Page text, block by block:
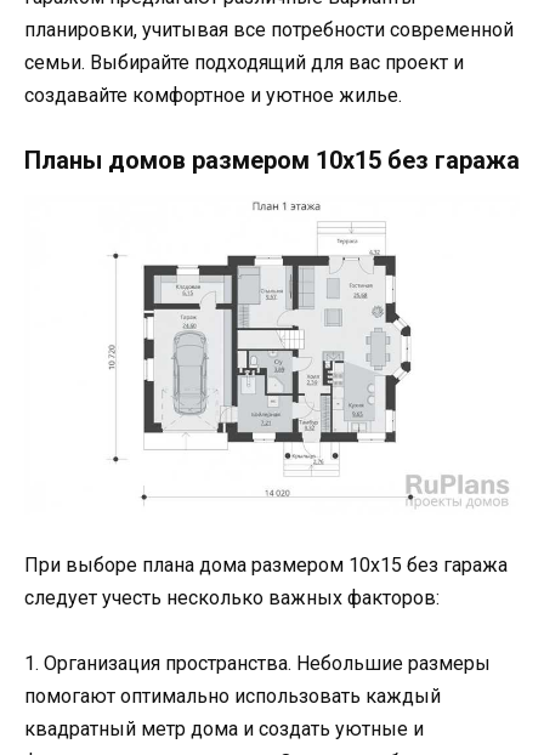
планировки, учитывая все потребности современной
семьи. Выбирайте подходящий для вас проект и
создавайте комфортное и уютное жилье.
Планы домов размером 10х15 без гаража
При выборе плана дома размером 10х15 без гаража
следует учесть несколько важных факторов:
1. Организация пространства. Небольшие размеры
помогают оптимально использовать каждый
квадратный метр дома и создать уютные и